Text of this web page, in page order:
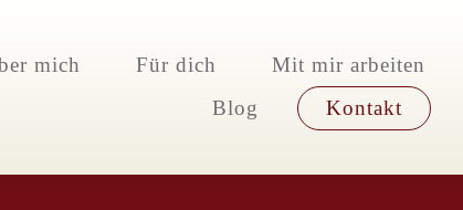
mich Für dich Mit mir arbeiten
Blog
Kontakt